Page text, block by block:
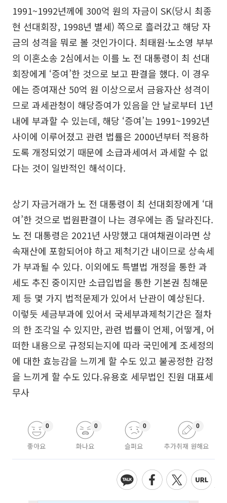
1991~1992년께에 300억 원의 자금이 SK(당시 최종
현 선대회장, 1998년 별세) 쪽으로 흘러갔고 해당 자
금의 성격을 뭐로 볼 것인가이다. 최태원·노소영 부부
의 이혼소송 2심에서는 이를 노 전 대통령이 최 선대
회장에게 ‘증여’한 것으로 보고 판결을 했다. 이 경우
에는 증여재산 50억 원 이상으로서 금융자산 성격이
므로 과세관청이 해당증여가 있음을 안 날로부터 1년
내에 부과할 수 있는데, 해당 ‘증여’는 1991~1992년
사이에 이루어졌고 관련 법률은 2000년부터 적용하
도록 개정되었기 때문에 소급과세여서 과세할 수 없
다는 것이 일반적인 해석이다.
상기 자금거래가 노 전 대통령이 최 선대회장에게 ‘대
여’한 것으로 법원판결이 나는 경우에는 좀 달라진다.
노 전 대통령은 2021년 사망했고 대여채권이라면 상
속재산에 포함되어야 하고 제척기간 내이므로 상속세
가 부과될 수 있다. 이외에도 특별법 개정을 통한 과
세도 추진 중이지만 소급입법을 통한 기본권 침해문
제 등 몇 가지 법적문제가 있어서 난관이 예상된다.
이렇듯 세금부과에 있어서 국세부과제척기간은 절차
의 한 조각일 수 있지만, 관련 법률이 언제, 어떻게, 어
떠한 내용으로 규정되는지에 따라 국민에게 조세정의
에 대한 효능감을 느끼게 할 수도 있고 불공정한 감정
을 느끼게 할 수도 있다.유용호 세무법인 진원 대표세
무사
좋아요
0
화나요
0
슬퍼요
0
추가취재 원해요
0